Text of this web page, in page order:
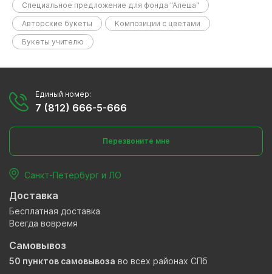
Специальное предложение для фонда "Алеша"
Авторские букеты
Композиции с цветами
Букеты учителю
Единый номер:
7 (812) 666-5-666
Перезвоните мне
Санкт-Петербург и ЛО
Доставка
Бесплатная доставка
Всегда вовремя
Самовывоз
50 пунктов самовывоза во всех районах СПб